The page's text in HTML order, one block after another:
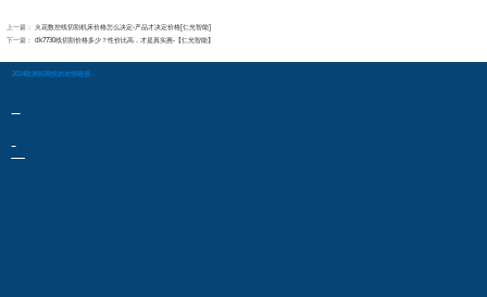
上一篇： 火花数控线切割机床价格怎么决定-产品才决定价格[仁光智能]
下一篇： dk7730线切割价格多少？性价比高，才是真实惠-【仁光智能】
2024欧洲杯网投的友情链接：